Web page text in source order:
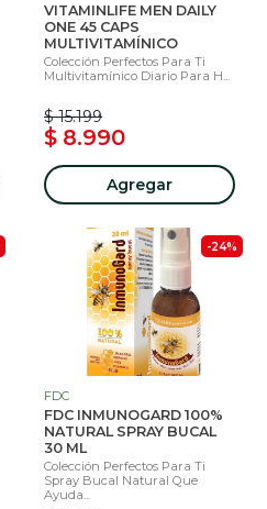
VITAMINLIFE MEN DAILY
ONE 45 CAPS
MULTIVITAMÍNICO
Colección Perfectos Para Ti
Multivitamínico Diario Para H...
$ 15.199
$ 8.990
Agregar
-24%
FDC
FDC INMUNOGARD 100%
NATURAL SPRAY BUCAL
30 ML
Colección Perfectos Para Ti
Spray Bucal Natural Que
Ayuda...